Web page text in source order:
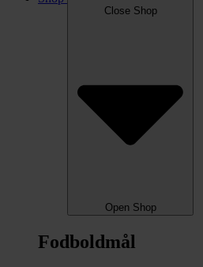
Close Shop
Open Shop
Fodboldmål